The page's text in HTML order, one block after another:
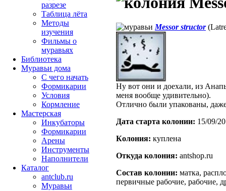
Messor structor
Ну вот они и доехали, из
меня вообще удивительно).
Отлично были упакованы,
Дата старта кoлонии: 15/09/
Кoлония: куплена
Откуда кoлония: antshop.ru
Состав кoлонии: матка,
первичные рабочие, рабочие,
разрезе
Таблица лёта
Методы
изучения
Фильмы о
муравьях
Библиотека
Муравьи дома
С чего начать
Формикарии
Условия
Кормление
Мастерская
Инкубаторы
Формикарии
Арены
Инструменты
Наполнители
Каталог
antclub.ru
Муравьи